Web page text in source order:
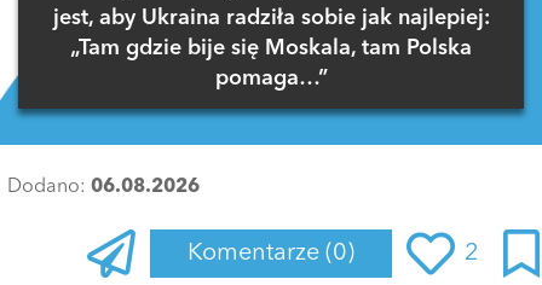
jest, aby Ukraina radziła sobie jak najlepiej:
„Tam gdzie bije się Moskala, tam Polska
pomaga…”
Dodano: 06.08.2026
Komentarze (0) 2